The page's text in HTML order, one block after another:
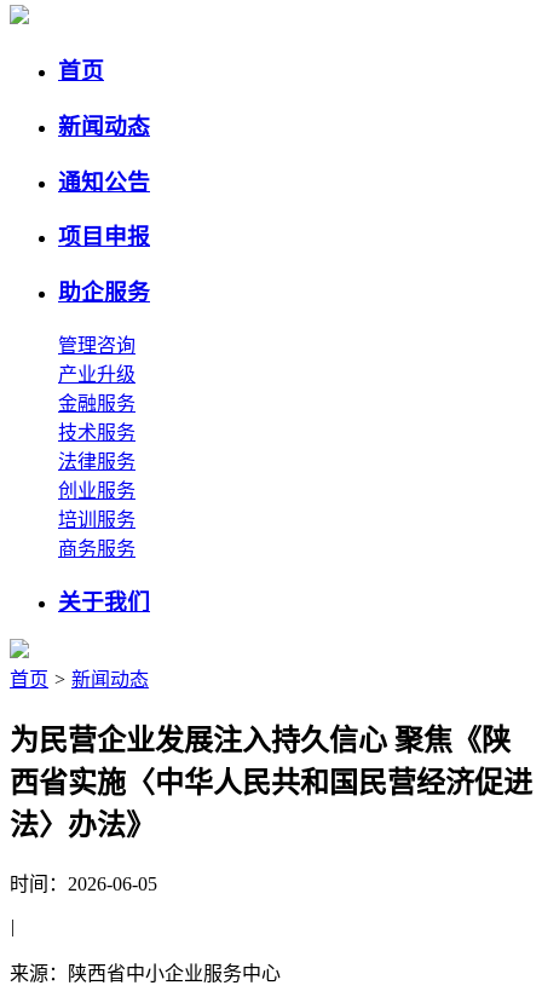
首页
新闻动态
通知公告
项目申报
助企服务
管理咨询
产业升级
金融服务
技术服务
法律服务
创业服务
培训服务
商务服务
关于我们
首页 > 新闻动态
为民营企业发展注入持久信心 聚焦《陕
西省实施〈中华人民共和国民营经济促进
法〉办法》
时间：2026-06-05
|
来源：陕西省中小企业服务中心